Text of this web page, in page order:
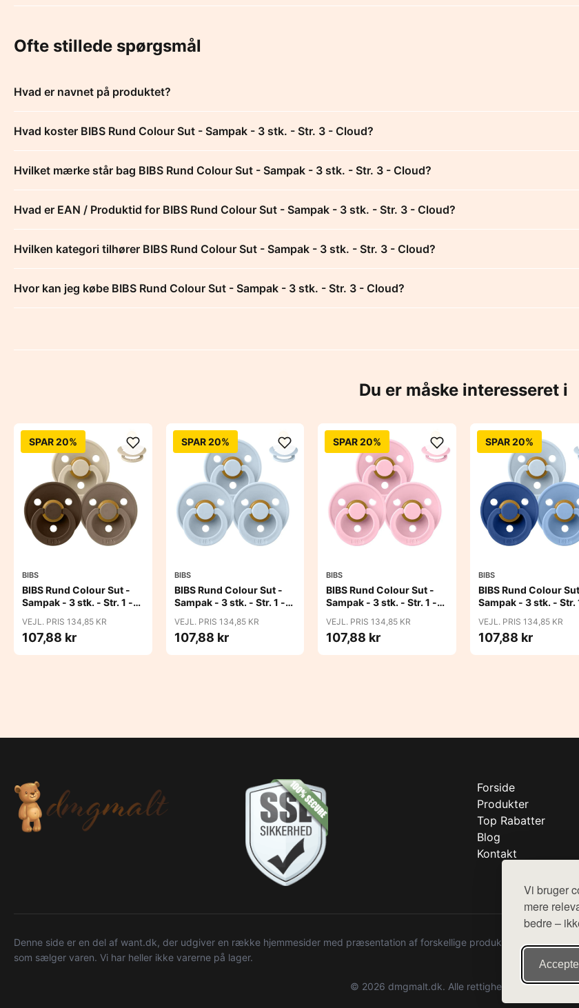
Vi bruger
mere
bedre –
Ofte stillede spørgsmål
Hvad er navnet på produktet?
Hvad koster BIBS Rund Colour Sut - Sampak - 3 stk. - Str. 3 - Cloud?
Hvilket mærke står bag BIBS Rund Colour Sut - Sampak - 3 stk. - Str. 3 - Cloud?
Hvad er EAN / Produktid for BIBS Rund Colour Sut - Sampak - 3 stk. - Str. 3 - Cloud?
Hvilken kategori tilhører BIBS Rund Colour Sut - Sampak - 3 stk. - Str. 3 - Cloud?
Hvor kan jeg købe BIBS Rund Colour Sut - Sampak - 3 stk. - Str. 3 - Cloud?
Du er måske interesseret i
SPAR 20%
BIBS
BIBS Rund Colour Sut -
Sampak - 3 stk. - Str. 1 -
VEJL. PRIS 134,85 KR
107,88 kr
SPAR 20%
BIBS
BIBS Rund Colour Sut -
Sampak - 3 stk. - Str. 1 -
VEJL. PRIS 134,85 KR
107,88 kr
SPAR 20%
BIBS
BIBS Rund Colour Sut -
Sampak - 3 stk. - Str. 1 -
VEJL. PRIS 134,85 KR
107,88 kr
SPAR 20%
BIBS
BIBS Rund Colour
Sampak - 3 stk. - Str.
VEJL. PRIS 134,85 KR
107,88 kr
Forside
Produkter
Top Rabatter
Blog
Kontakt
Denne side er en del af want.dk, der udgiver en række hjemmesider med præsentation af forskellige produkter fra diverse
som sælger varen. Vi har heller ikke varerne på lager.
© 2026 dmgmalt.dk. Alle rettigheder forbeholdes.